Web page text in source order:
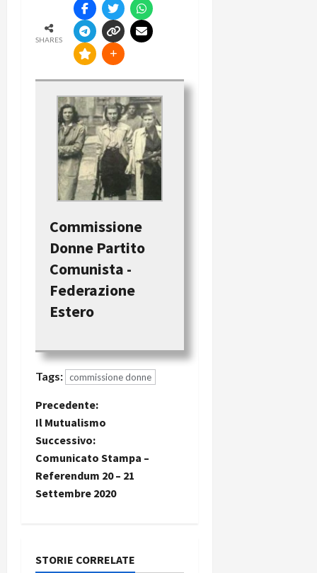
SHARES
Commissione
Donne Partito
Comunista -
Federazione
Estero
Tags: commissione donne
Precedente:
Il Mutualismo
Successivo:
Comunicato Stampa –
Referendum 20 – 21
Settembre 2020
STORIE CORRELATE